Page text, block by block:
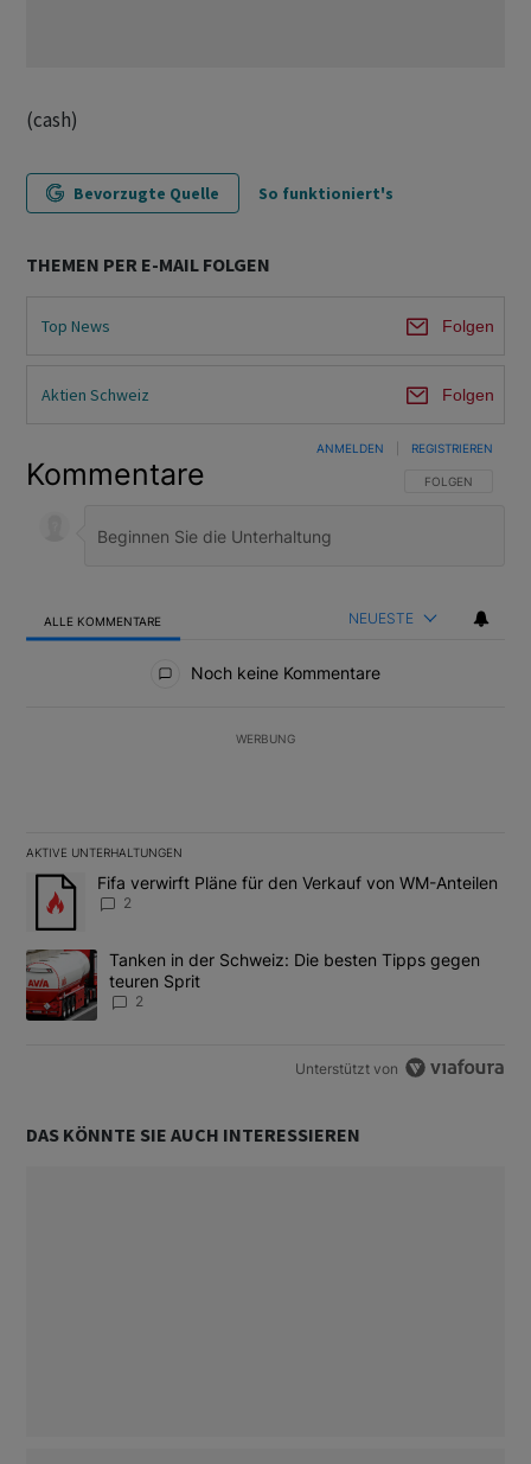
(cash)
Bevorzugte Quelle So funktioniert's
THEMEN PER E-MAIL FOLGEN
Top News Folgen
Aktien Schweiz Folgen
Kommentare FOLGE DIESER
FOLGEN
ANMELDEN REGISTRIEREN
ALLE KOMMENTARE NEUESTE
Noch keine Kommentare
WERBUNG
AKTIVE UNTERHALTUNGEN
Das Folgende ist eine Liste der am meisten kommentierten
Ein Trendartikel mit dem Titel "Fifa verwirft Pläne für den
Fifa verwirft Pläne für den Verkauf von WM-Anteilen
2
Ein Trendartikel mit dem Titel "Tanken in der Schweiz: Die
Tanken in der Schweiz: Die besten Tipps gegen
teuren Sprit
2
Unterstützt von
DAS KÖNNTE SIE AUCH INTERESSIEREN